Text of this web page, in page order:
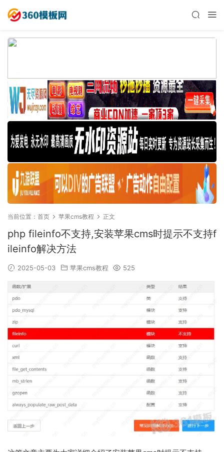
当前位置： 首页 苹果cms教程 正文
php fileinfo不支持,安装苹果cms时提示不支持f
ileinfo解决方法
2025-05-03 苹果cms教程 525